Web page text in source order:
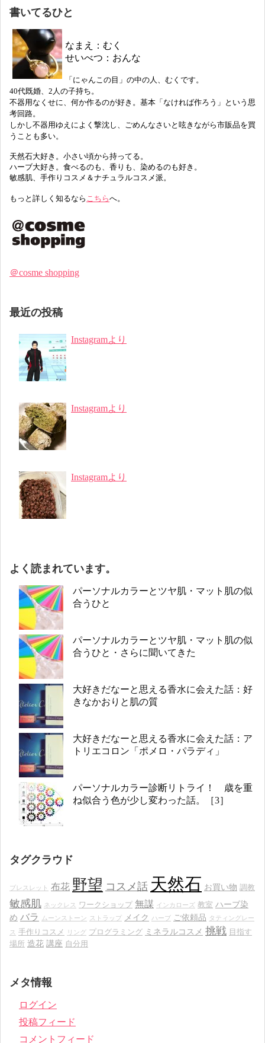
書いてるひと
なまえ：むく
せいべつ：おんな
「にゃんこの目」の中の人、むくです。
40代既婚、2人の子持ち。
不器用なくせに、何か作るのが好き。基本「なければ作ろう」という思
考回路。
しかし不器用ゆえによく撃沈し、ごめんなさいと呟きながら市販品を買
うことも多い。
天然石大好き。小さい頃から持ってる。
ハーブ大好き。食べるのも、香りも、染めるのも好き。
敏感肌、手作りコスメ＆ナチュラルコスメ派。
もっと詳しく知るなら こちらへ。
＠cosme shopping
最近の投稿
Instagramより
Instagramより
Instagramより
よく読まれています。
パーソナルカラーとツヤ肌・マット肌の似
合うひと
パーソナルカラーとツヤ肌・マット肌の似
合うひと・さらに聞いてきた
大好きだなーと思える香水に会えた話：好
きなかおりと肌の質
大好きだなーと思える香水に会えた話：ア
トリエコロン「ポメロ・パラディ」
パーソナルカラー診断リトライ！ 歳を重
ね似合う色が少し変わった話。［3］
タグクラウド
ブレスレット 布花 野望 コスメ話 天然石 お買い物 調教
敏感肌 ネックレス ワークショップ 無謀 インカローズ 教室 ハーブ染
め バラ ムーンストーン ストラップ メイク ハーブ ご依頼品 タティングレー
ス 手作りコスメ リング プログラミング ミネラルコスメ 挑戦 目指す
場所 造花 講座 自分用
メタ情報
ログイン
投稿フィード
コメントフィード